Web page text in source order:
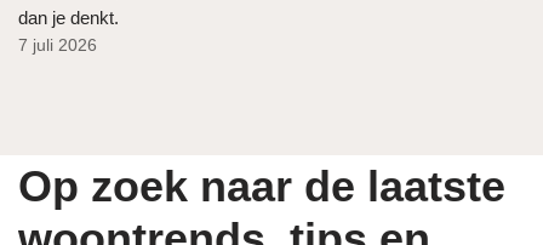
dan je denkt.
7 juli 2026
Op zoek naar de laatste